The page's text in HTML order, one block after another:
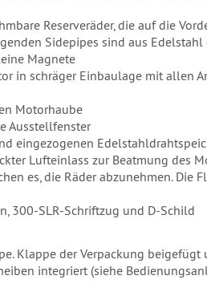
Reserveräder, die auf die
Sidepipes sind aus
Magnete
in schräger Einbaulage mit allen
Motorhaube
Ausstellfenster
eingezogenen
Lufteinlass zur Beatmung des
es, die Räder abzunehmen. Die
300-SLR-Schriftzug und D-Schild
Klappe der Verpackung
integriert (siehe